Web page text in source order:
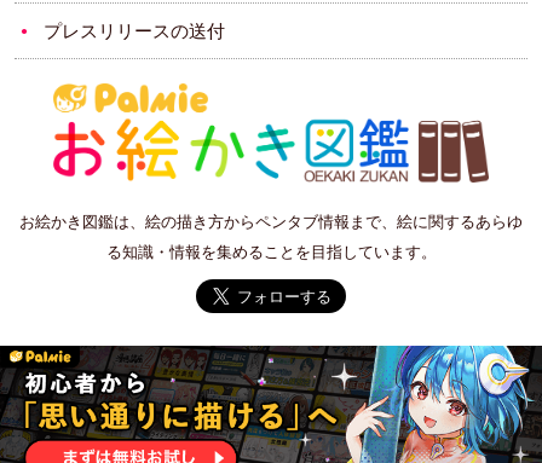
プレスリリースの送付
お絵かき図鑑は、絵の描き方からペンタブ情報まで、絵に関するあらゆ
る知識・情報を集めることを目指しています。